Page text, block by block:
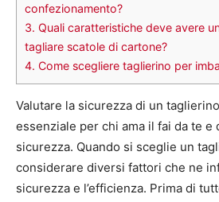
confezionamento?
3. Quali caratteristiche deve avere
tagliare scatole di cartone?
4. Come scegliere taglierino per
Valutare la sicurezza di un
essenziale per chi ama il fai da te e
sicurezza. Quando si sceglie un
considerare diversi fattori che ne
sicurezza e l’efficienza. Prima di